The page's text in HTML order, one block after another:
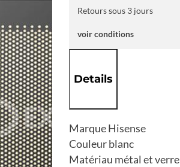
Retours sous 3 jours
voir conditions
Details
Marque Hisense
Couleur blanc
Matériau métal et verre